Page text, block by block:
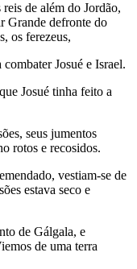
de além do Jordão,
Grande defronte do
os ferezeus,
Josué e Israel.
Josué tinha feito a
seus jumentos
rotos e recosidos.
vestiam-se de
estava seco e
de Gálgala, e
de uma terra